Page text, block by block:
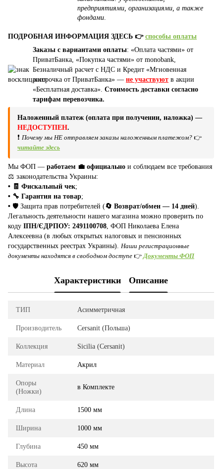
предприятиями, организациями, а также
фондами
ПОДРОБНАЯ ИНФОРМАЦИЯ ЗДЕСЬ 👉 способы оплаты
Заказы с вариантами оплаты: «Оплата частями» от
ПриватБанка, «Покупка частями» от monobank,
Безналичный расчет с НДС и Кредит «Мгновенная
рассрочка от ПриватБанка» — не участвуют в акции
«Бесплатная доставка». Стоимость доставки согласно
тарифам перевозчика.
Наложенный платеж (оплата при получении, наложка) —
НЕДОСТУПЕН.
❗ Почему мы НЕ отправляем заказы наложенным платежом? 👉
читайте здесь
Мы ФОП — работаем 💼 официально и соблюдаем все требования
⚖️ законодательства Украины:
• 🧾 Фискальный чек;
• 🔧 Гарантия на товар;
• 🛡️ Защита прав потребителей (🔄 Возврат/обмен — 14 дней).
Легальность деятельности нашего магазина можно проверить по
коду ІПН/ЄДРПОУ: 2491100708 , ФОП Николаева Елена
Алексеевна (в любых открытых налоговых и пенсионных
государственных реестрах Украины). Наши регистрационные
документы находятся в свободном доступе 👉 Документы ФОП
Характеристики Описание
ТИП Асимметричная
Производитель Cersanit (Польша)
Коллекция Sicilia (Cersanit)
Материал Акрил
Опоры
(Ножки)
в Комплекте
Длина 1500 мм
Ширина 1000 мм
Глубина 450 мм
Высота 620 мм